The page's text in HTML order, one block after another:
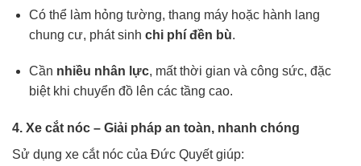
Có thể làm hỏng tường, thang máy hoặc hành lang
chung cư, phát sinh chi phí đền bù.
Cần nhiều nhân lực, mất thời gian và công sức, đặc
biệt khi chuyển đồ lên các tầng cao.
4. Xe cắt nóc – Giải pháp an toàn, nhanh chóng
Sử dụng xe cắt nóc của Đức Quyết giúp: